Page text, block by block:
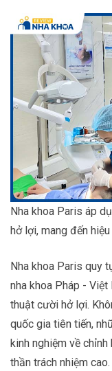
Nha khoa Paris áp
hở lợi, mang đến
Nha khoa Paris quy
nha khoa Pháp -
thuật cười hở lợi.
quốc gia tiên tiến,
kinh nghiệm về
thần trách nhiệm cao.